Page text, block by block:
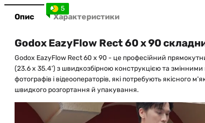
5
Опис Характеристики
Godox EazyFlow Rect 60 x 90
Godox EazyFlow Rect 60 x 90 - це професійний
(23.6 x 35.4') з швидкозбірною конструкцією та
фотографів і відеооператорів, які потребують якісного
швидкого розгортання й упакування.